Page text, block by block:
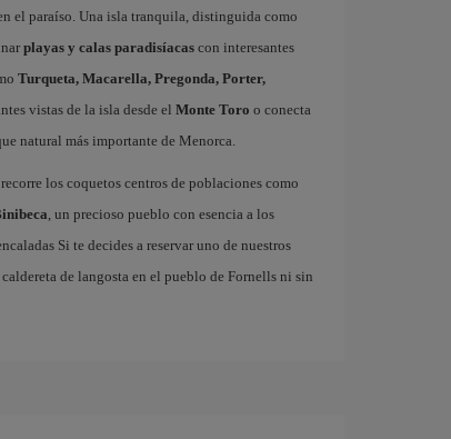
el paraíso. Una isla tranquila, distinguida como
playas y calas paradisíacascon interesantes
Turqueta, Macarella, Pregonda, Porter,
vistas de la isla desde el Monte Toro o conecta
natural más importante de Menorca.
los coquetos centros de poblaciones como
, un precioso pueblo con esencia a los
Si te decides a reservar uno de nuestros
de langosta en el pueblo de Fornells ni sin